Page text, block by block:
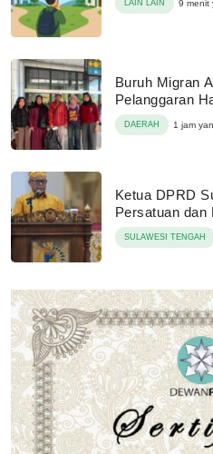
LAIN LAIN 9 menit
Buruh Migran
Pelanggaran
DAERAH 1 jam
Ketua DPRD
Persatuan dan
SULAWESI TENGAH